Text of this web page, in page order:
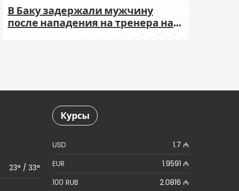
В Баку задержали мужчину
после нападения на тренера на
23° / 33°
Курсы
USD
1.7 ₼
EUR
1.9591 ₼
100 RUB
2.0816 ₼